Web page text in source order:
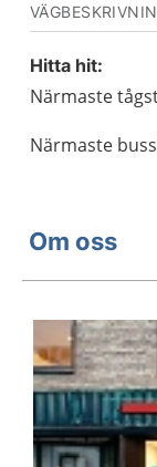
Hitta hit:
Närmaste
Närmaste
Om oss